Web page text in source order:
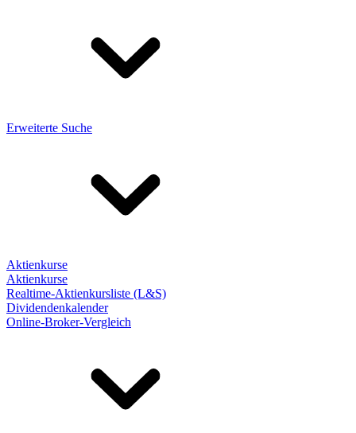
Erweiterte Suche
Aktienkurse
Aktienkurse
Realtime-Aktienkursliste (L&S)
Dividendenkalender
Online-Broker-Vergleich